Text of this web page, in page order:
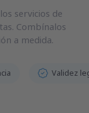
servicios de
Combínalos
a medida.
Validez